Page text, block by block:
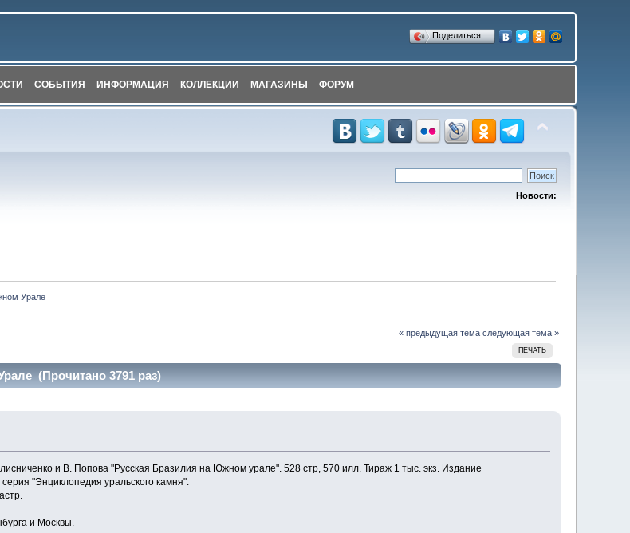
Поделиться…
СОБЫТИЯ ИНФОРМАЦИЯ КОЛЛЕКЦИИ МАГАЗИНЫ ФОРУМ
Новости:
Урале
« предыдущая тема следующая тема »
ПЕЧАТЬ
(Прочитано 3791 раз)
и В. Попова "Русская Бразилия на Южном урале". 528 стр, 570 илл. Тираж 1 тыс. экз. Издание
"Энциклопедия уральского камня".
и Москвы.